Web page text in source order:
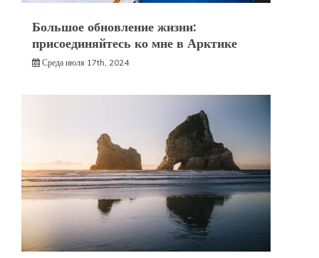
Большое обновление жизни:
присоединяйтесь ко мне в Арктике
Среда июля 17th, 2024